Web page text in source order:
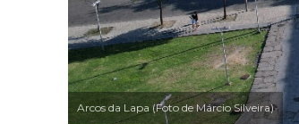
Arcos da Lapa (Foto de Márcio Silveira)